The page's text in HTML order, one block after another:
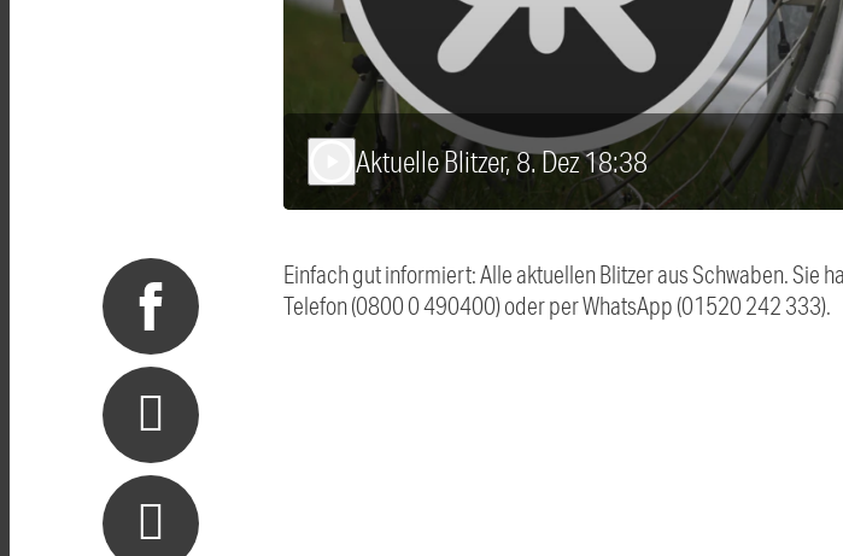
Aktuelle Blitzer, 8. Dez 18:38
Einfach gut informiert: Alle aktuellen Blitzer aus Schwaben. Sie
Telefon (0800 0 490400) oder per WhatsApp (01520 242 333).